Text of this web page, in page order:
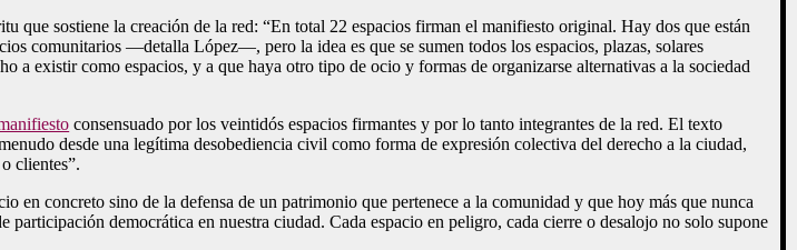
sostiene la creación de la red: “En total 22 espacios firman el manifiesto original. Hay dos que están
comunitarios —detalla López—, pero la idea es que se sumen todos los espacios, plazas, solares
a existir como espacios, y a que haya otro tipo de ocio y formas de organizarse alternativas a la sociedad
consensuado por los veintidós espacios firmantes y por lo tanto integrantes de la red. El texto
desde una legítima desobediencia civil como forma de expresión colectiva del derecho a la ciudad,
clientes”.
en concreto sino de la defensa de un patrimonio que pertenece a la comunidad y que hoy más que nunca
democrática en nuestra ciudad. Cada espacio en peligro, cada cierre o desalojo no solo supone